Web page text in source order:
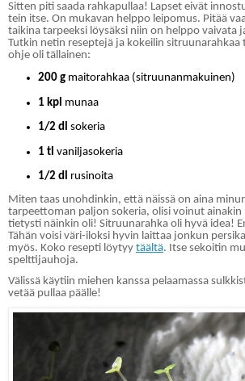
Sitten piti saada rahkapullaa! Lapset eivät
tein itse. On mukavan helppo leipomus. Pitää
taikina tarpeeksi löysäksi niin on helppo vaivata
Tutkin netin reseptejä ja kokeilin sitruunarahkaa
ohje oli tällainen:
200 g maitorahkaa (sitruunanmakuinen)
1 kpl munaa
1/2 dl sokeria
1 tl vaniljasokeria
1/2 dl rusinoita
Miten taas unohdinkin, että näissä on aina
tarpeettoman paljon sokeria, olisi voinut
tietysti näinkin oli! Sitruunarahka oli hyvä idea!
Tähän voisi väri-iloksi hyvin laittaa jonkun
myös. Koko resepti löytyy täältä. Itse sekoitin
spelttijauhoja.
Välissä käytiin miehen kanssa pelaamassa
vetää pullaa päälle!